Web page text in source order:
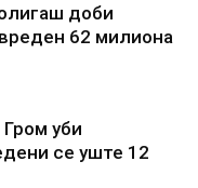
доби
62 милиона
Гром уби
се уште 12